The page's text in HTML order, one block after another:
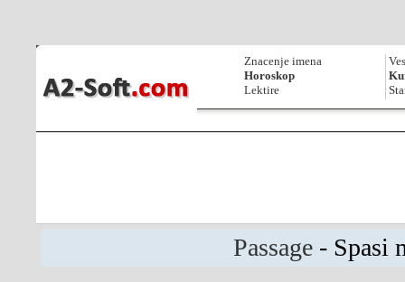
Znacenje imena
Horoskop
Lektire
Passage - Spasi